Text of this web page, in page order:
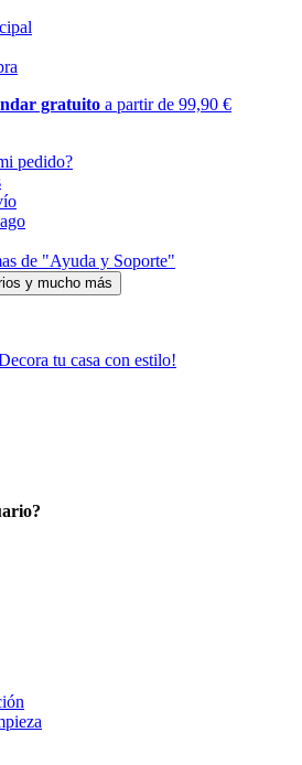
gratuito a partir de 99,90 €
pedido?
de "Ayuda y Soporte"
tu casa con estilo!